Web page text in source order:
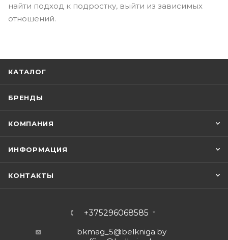
найти подход к подростку, выйти из зависимых
отношений.
КАТАЛОГ
БРЕНДЫ
КОМПАНИЯ
ИНФОРМАЦИЯ
КОНТАКТЫ
+375296068585
bkmag_5@belkniga.by